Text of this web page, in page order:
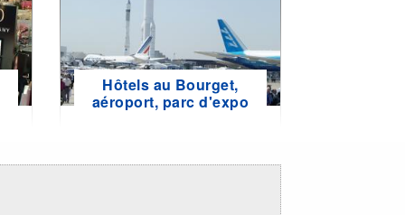
Hôtels au Bourget,
aéroport, parc d'expo